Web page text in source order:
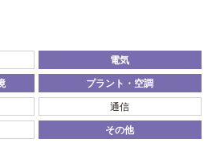
電気
プラント・空調
通信
その他